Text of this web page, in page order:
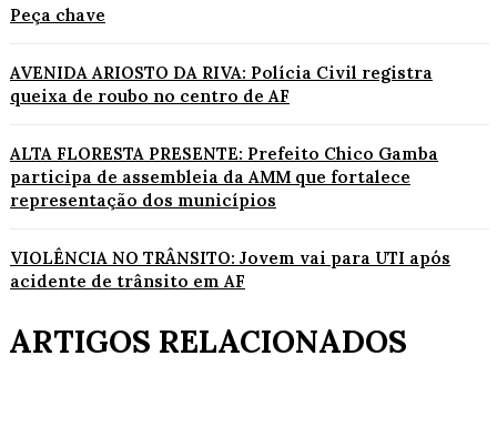
Peça chave
AVENIDA ARIOSTO DA RIVA: Polícia Civil registra
queixa de roubo no centro de AF
ALTA FLORESTA PRESENTE: Prefeito Chico Gamba
participa de assembleia da AMM que fortalece
representação dos municípios
VIOLÊNCIA NO TRÂNSITO: Jovem vai para UTI após
acidente de trânsito em AF
ARTIGOS RELACIONADOS